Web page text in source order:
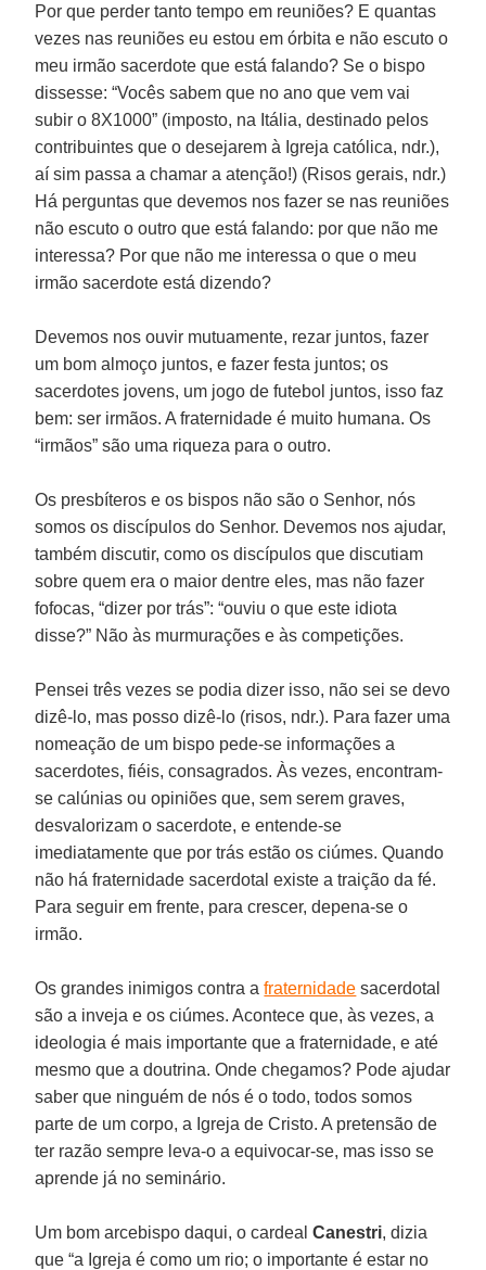
Por que perder tanto tempo em reuniões? E quantas
vezes nas reuniões eu estou em órbita e não escuto o
meu irmão sacerdote que está falando? Se o bispo
dissesse: “Vocês sabem que no ano que vem vai
subir o 8X1000” (imposto, na Itália, destinado pelos
contribuintes que o desejarem à Igreja católica, ndr.),
aí sim passa a chamar a atenção!) (Risos gerais, ndr.)
Há perguntas que devemos nos fazer se nas reuniões
não escuto o outro que está falando: por que não me
interessa? Por que não me interessa o que o meu
irmão sacerdote está dizendo?
Devemos nos ouvir mutuamente, rezar juntos, fazer
um bom almoço juntos, e fazer festa juntos; os
sacerdotes jovens, um jogo de futebol juntos, isso faz
bem: ser irmãos. A fraternidade é muito humana. Os
“irmãos” são uma riqueza para o outro.
Os presbíteros e os bispos não são o Senhor, nós
somos os discípulos do Senhor. Devemos nos ajudar,
também discutir, como os discípulos que discutiam
sobre quem era o maior dentre eles, mas não fazer
fofocas, “dizer por trás”: “ouviu o que este idiota
disse?” Não às murmurações e às competições.
Pensei três vezes se podia dizer isso, não sei se devo
dizê-lo, mas posso dizê-lo (risos, ndr.). Para fazer uma
nomeação de um bispo pede-se informações a
sacerdotes, fiéis, consagrados. Às vezes, encontram-
se calúnias ou opiniões que, sem serem graves,
desvalorizam o sacerdote, e entende-se
imediatamente que por trás estão os ciúmes. Quando
não há fraternidade sacerdotal existe a traição da fé.
Para seguir em frente, para crescer, depena-se o
irmão.
Os grandes inimigos contra afraternidade sacerdotal
são a inveja e os ciúmes. Acontece que, às vezes, a
ideologia é mais importante que a fraternidade, e até
mesmo que a doutrina. Onde chegamos? Pode ajudar
saber que ninguém de nós é o todo, todos somos
parte de um corpo, a Igreja de Cristo. A pretensão de
ter razão sempre leva-o a equivocar-se, mas isso se
aprende já no seminário.
Um bom arcebispo daqui, o cardealCanestri, dizia
que “a Igreja é como um rio; o importante é estar no